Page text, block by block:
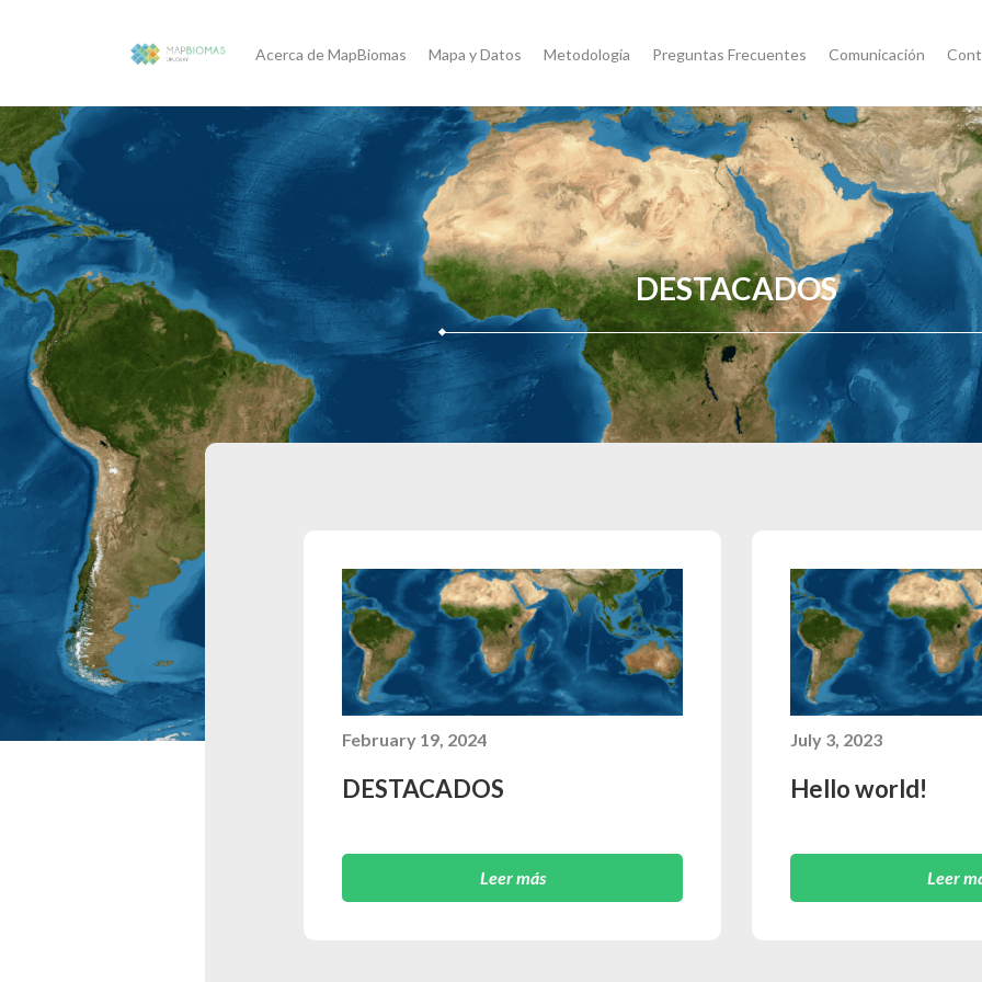
Acerca de MapBiomas Mapa y Datos Metodología Preguntas Frecuentes Comunicación
DESTACADOS
February 19, 2024
DESTACADOS
Leer más
July 3, 2023
Hello world!
Leer